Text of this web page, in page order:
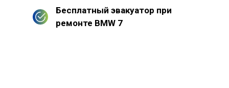
Бесплатный эвакуатор при
ремонте BMW 7